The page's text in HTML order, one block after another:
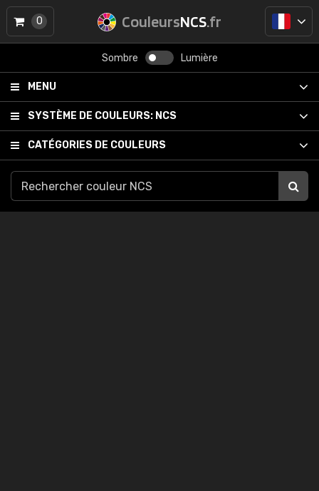
CouleursNCS.fr
Sombre Lumière
MENU
SYSTÈME DE COULEURS: NCS
CATÉGORIES DE COULEURS
0